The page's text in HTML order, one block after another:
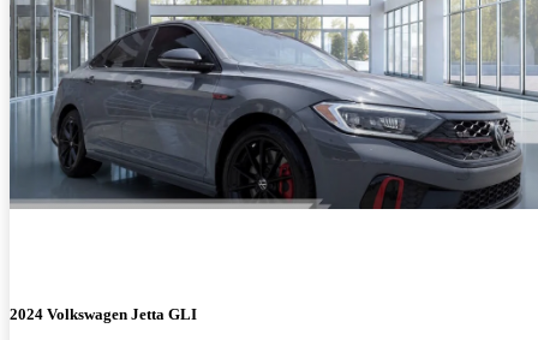
2024 Volkswagen Jetta GLI